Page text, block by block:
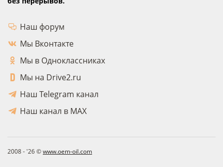
Наш форум
Мы Вконтакте
Мы в Одноклассниках
Мы на Drive2.ru
Наш Telegram канал
Наш канал в MAX
2008 - '26 ©www.oem-oil.com